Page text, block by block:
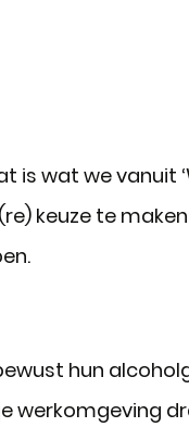
wat we vanuit
keuze te
hun
werkomgeving